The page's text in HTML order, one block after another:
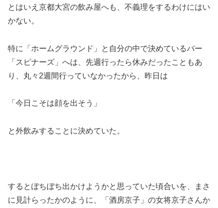
とはいえ京都大宮の飲み屋へも、不義理をするわけにはい
かない。
特に「ホームグラウンド」と自分の中で決めているバー
「スピナーズ」へは、先週行ったら休みだったこともあ
り、丸々2週間行っていなかったから、昨日は
「今日こそは顔を出そう」
と外飲みすることに決めていた。
するとぼちぼち出かけようかと思っていた頃合いを、まさ
に見計らったかのように、「酒房京子」の女将京子さんか